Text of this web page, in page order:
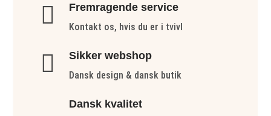
 Fremragende service
Kontakt os, hvis du er i tvivl
 Sikker webshop
Dansk design & dansk butik
Dansk kvalitet